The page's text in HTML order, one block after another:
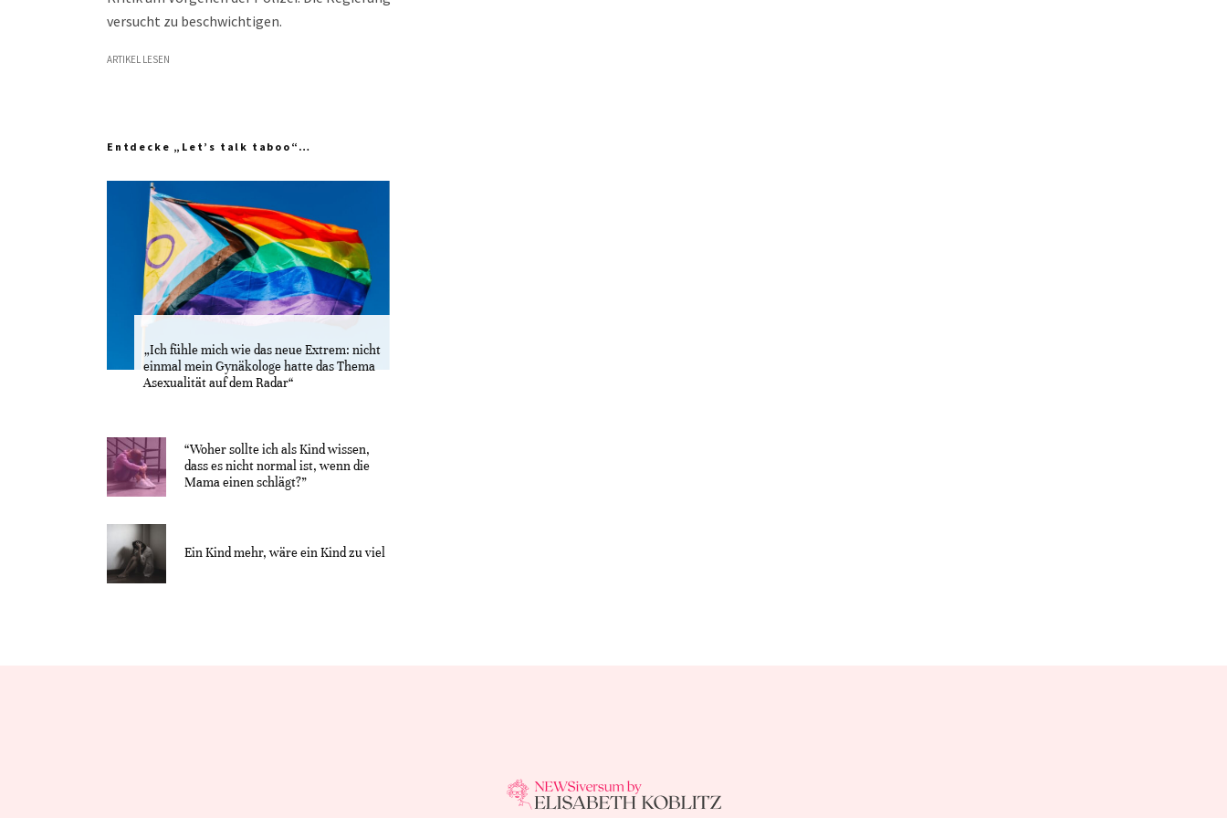
versucht zu beschwichtigen.
ARTIKEL LESEN
Entdecke „Let’s talk taboo“…
„Ich fühle mich wie das neue Extrem: nicht
einmal mein Gynäkologe hatte das Thema
Asexualität auf dem Radar“
“Woher sollte ich als Kind wissen,
dass es nicht normal ist, wenn die
Mama einen schlägt?”
Ein Kind mehr, wäre ein Kind zu viel